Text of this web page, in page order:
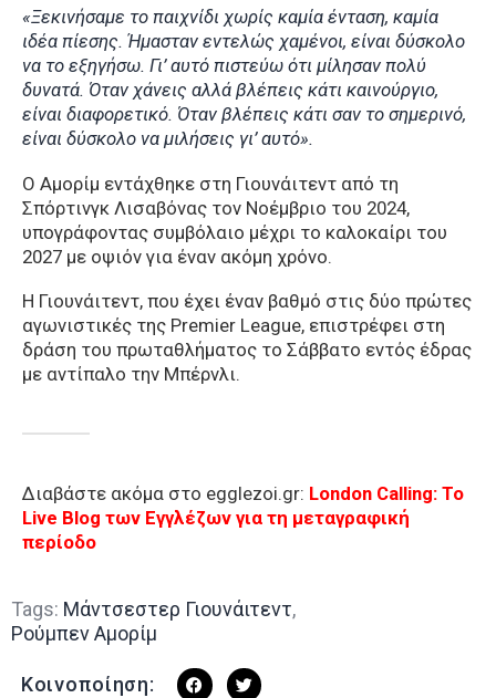
«Ξεκινήσαμε το παιχνίδι χωρίς καμία ένταση, καμία
ιδέα πίεσης. Ήμασταν εντελώς χαμένοι, είναι δύσκολο
να το εξηγήσω. Γι’ αυτό πιστεύω ότι μίλησαν πολύ
δυνατά. Όταν χάνεις αλλά βλέπεις κάτι καινούργιο,
είναι διαφορετικό. Όταν βλέπεις κάτι σαν το σημερινό,
είναι δύσκολο να μιλήσεις γι’ αυτό».
Ο Αμορίμ εντάχθηκε στη Γιουνάιτεντ από τη
Σπόρτινγκ Λισαβόνας τον Νοέμβριο του 2024,
υπογράφοντας συμβόλαιο μέχρι το καλοκαίρι του
2027 με οψιόν για έναν ακόμη χρόνο.
Η Γιουνάιτεντ, που έχει έναν βαθμό στις δύο πρώτες
αγωνιστικές της Premier League, επιστρέφει στη
δράση του πρωταθλήματος το Σάββατο εντός έδρας
με αντίπαλο την Μπέρνλι.
Διαβάστε ακόμα στο egglezoi.gr: London Calling: To
Live Blog των Εγγλέζων για τη μεταγραφική
περίοδο
Tags: Μάντσεστερ Γιουνάιτεντ,
Ρούμπεν Αμορίμ
Κοινοποίηση: